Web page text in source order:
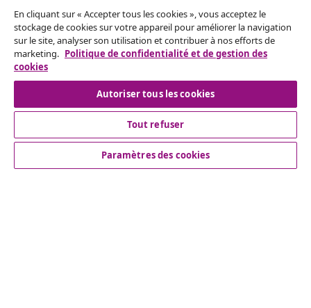
Résilier le contrat
Envoyez une demande de rétractation concernant
votre commande.
Résilier le contrat
Service Clients
En cliquant sur « Accepter tous les cookies », vous acceptez le
stockage de cookies sur votre appareil pour améliorer la navigation
sur le site, analyser son utilisation et contribuer à nos efforts de
marketing. Politique de confidentialité et de gestion des
cookies
Autoriser tous les cookies
Tout refuser
Paramètres des cookies